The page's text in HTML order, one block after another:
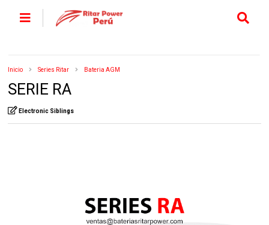
Inicio Series Ritar Bateria AGM
SERIE RA
Electronic Siblings